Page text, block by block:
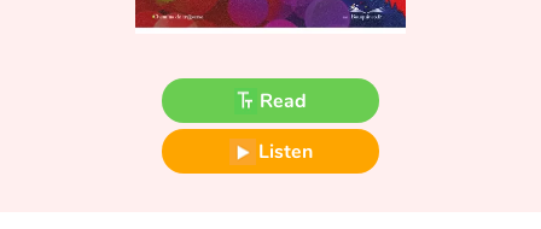
Tales and classics in french
Fable, myth, literature and poetry
Princesses and princes, kings, queens and dragons
Read
Listen